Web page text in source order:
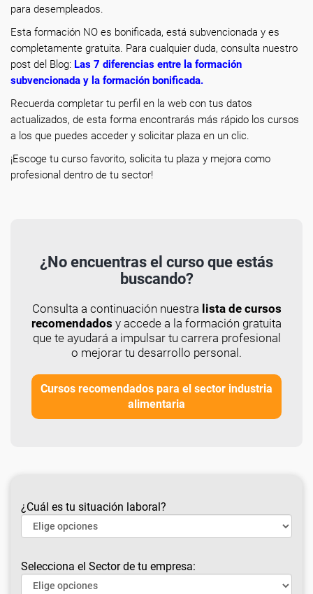
para desempleados.
Esta formación NO es bonificada, está subvencionada y es
completamente gratuita. Para cualquier duda, consulta nuestro
post del Blog: Las 7 diferencias entre la formación
subvencionada y la formación bonificada.
Recuerda completar tu perfil en la web con tus datos
actualizados, de esta forma encontrarás más rápido los cursos
a los que puedes acceder y solicitar plaza en un clic.
¡Escoge tu curso favorito, solicita tu plaza y mejora como
profesional dentro de tu sector!
¿No encuentras el curso que estás
buscando?
Consulta a continuación nuestra lista de cursos
recomendados y accede a la formación gratuita
que te ayudará a impulsar tu carrera profesional
o mejorar tu desarrollo personal.
Cursos recomendados para el sector industria
alimentaria
¿Cuál es tu situación laboral?
Selecciona el Sector de tu empresa: